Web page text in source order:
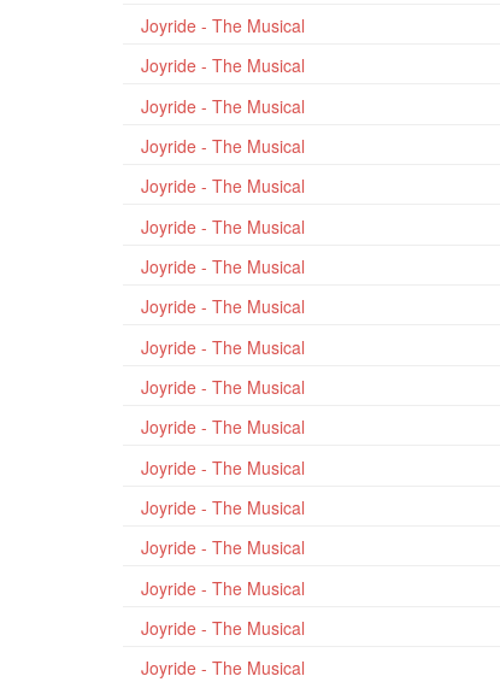
Joyride - The Musical
Joyride - The Musical
Joyride - The Musical
Joyride - The Musical
Joyride - The Musical
Joyride - The Musical
Joyride - The Musical
Joyride - The Musical
Joyride - The Musical
Joyride - The Musical
Joyride - The Musical
Joyride - The Musical
Joyride - The Musical
Joyride - The Musical
Joyride - The Musical
Joyride - The Musical
Joyride - The Musical